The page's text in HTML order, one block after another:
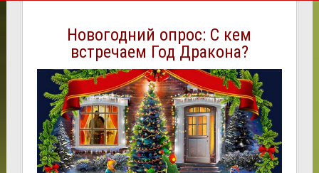
Новогодний опрос: С кем
встречаем Год Дракона?